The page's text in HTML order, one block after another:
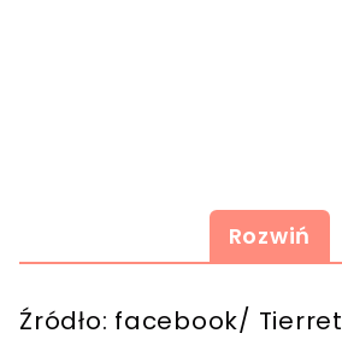
Rozwiń
Źródło: facebook/